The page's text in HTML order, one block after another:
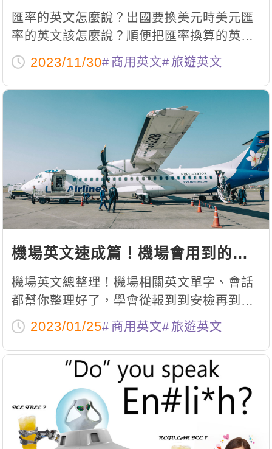
麼說？跟上最夯的出國潮！
匯率的英文怎麼說？出國要換美元時美元匯
率的英文該怎麼說？順便把匯率換算的英文
也告訴你！
2023/11/30 商用英文 旅遊英文
機場英文速成篇！機場會用到的十
大單字與會話全都在這！
機場英文總整理！機場相關英文單字、會話
都幫你整理好了，學會從報到到安檢再到轉
機相關的英文，幫助你在國外旅遊時不再因
為聽不懂而延誤行程打壞旅遊好心情！
2023/01/25 商用英文 旅遊英文